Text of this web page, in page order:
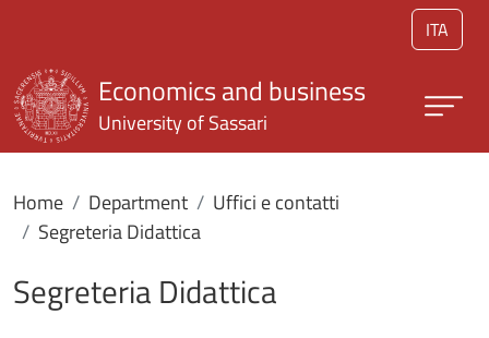
ITA
Economics and business
University of Sassari
Home Department
Uffici e contatti
Segreteria Didattica
Segreteria Didattica